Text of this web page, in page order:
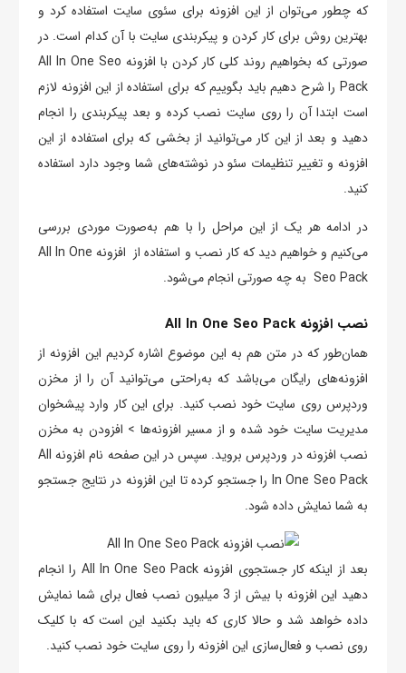
که چطور می‌توان از این افزونه برای سئوی سایت استفاده کرد و
بهترین روش برای کار کردن و پیکربندی سایت با آن کدام است. در
صورتی که بخواهیم روند کلی کار کردن با افزونه All In One Seo
Pack را شرح دهیم باید بگوییم که برای استفاده از این افزونه لازم
است ابتدا آن را روی سایت نصب کرده و بعد پیکربندی را انجام
دهید و بعد از این کار می‌توانید از بخشی که برای استفاده از این
افزونه و تغییر تنظیمات سئو در نوشته‌‌های شما وجود دارد استفاده
کنید.
در ادامه هر یک از این مراحل را با هم به‌صورت موردی بررسی
می‌کنیم و خواهیم دید که کار نصب و استفاده از افزونه All In One
Seo Pack به چه صورتی انجام می‌شود.
نصب افزونه All In One Seo Pack
همان‌طور که در متن هم به این موضوع اشاره کردیم این افزونه از
افزونه‌های رایگان می‌باشد که به‌راحتی می‌توانید آن را از مخزن
وردپرس روی سایت خود نصب کنید. برای این کار وارد پیشخوان
مدیریت سایت خود شده و از مسیر افزونه‌ها > افزودن به مخزن
نصب افزونه در وردپرس بروید. سپس در این صفحه نام افزونه All
In One Seo Pack را جستجو کرده تا این افزونه در نتایج جستجو
به شما نمایش داده شود.
بعد از اینکه کار جستجوی افزونه All In One Seo Pack را انجام
دهید این افزونه با بیش از 3 میلیون نصب فعال برای شما نمایش
داده خواهد شد و حالا کاری که باید بکنید این است که با کلیک
روی نصب و فعال‌سازی این افزونه را روی سایت خود نصب کنید.